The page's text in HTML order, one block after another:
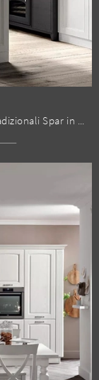
Scegli la cucina Maryland 04: le soluzioni tradizionali Spar in legno sono garanzia di qualità, stile e design.